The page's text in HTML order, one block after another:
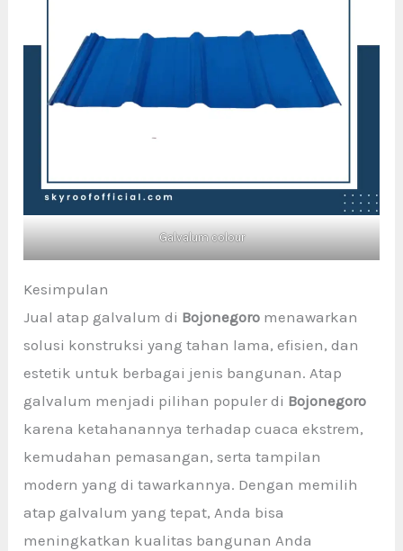
Galvalum colour
Kesimpulan
Jual atap galvalum di Bojonegoro menawarkan
solusi konstruksi yang tahan lama, efisien, dan
estetik untuk berbagai jenis bangunan. Atap
galvalum menjadi pilihan populer di Bojonegoro
karena ketahanannya terhadap cuaca ekstrem,
kemudahan pemasangan, serta tampilan
modern yang di tawarkannya. Dengan memilih
atap galvalum yang tepat, Anda bisa
meningkatkan kualitas bangunan Anda